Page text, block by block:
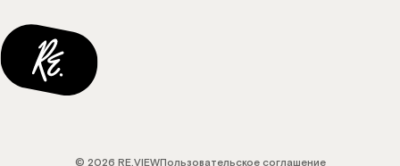
© 2026 RE.VIEWПользовательское соглашение